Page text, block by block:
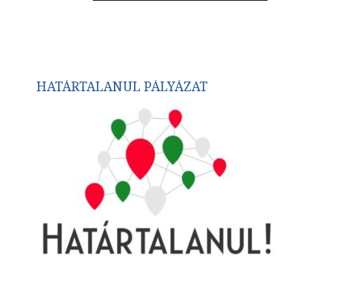
HATÁRTALANUL PÁLYÁZAT